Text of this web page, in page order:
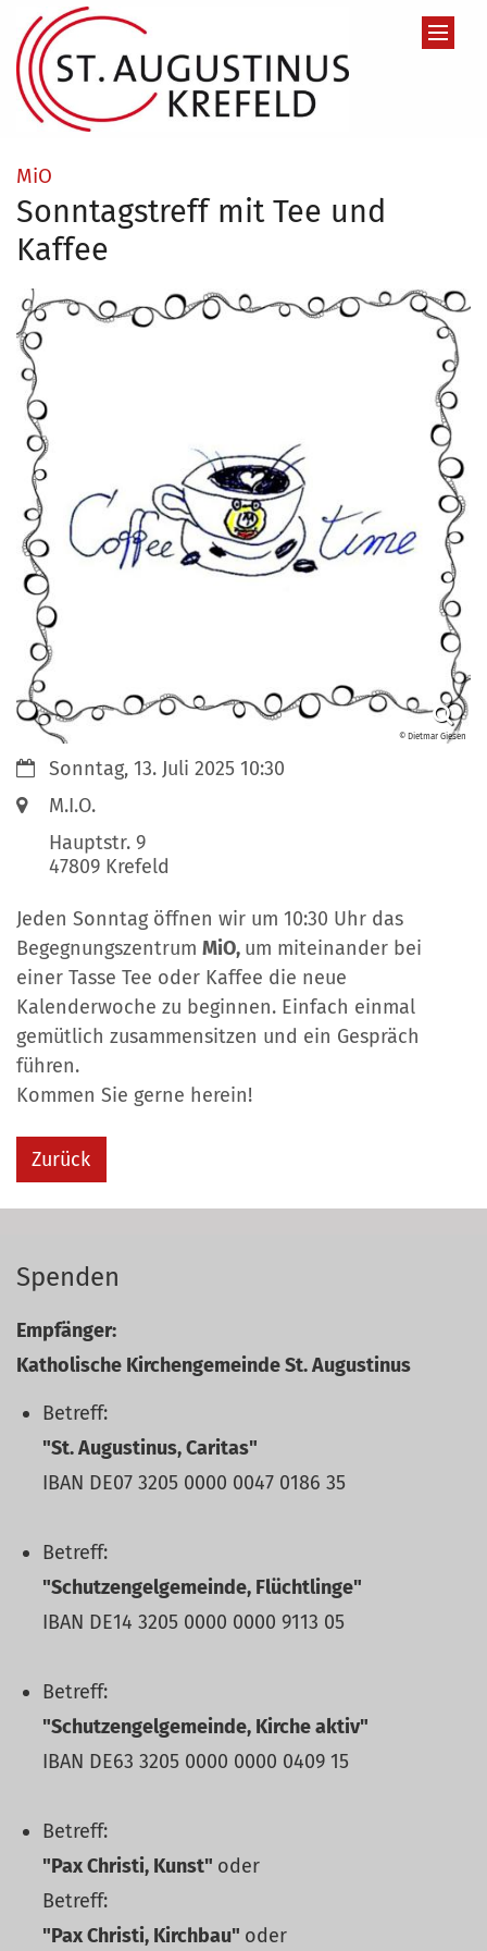
Zum Inhalt springen
MiO
Sonntagstreff mit Tee und
Kaffee
© Dietmar Giesen
Datum:Sonntag, 13. Juli 2025 10:30
Ort: M.I.O.
Hauptstr. 9
47809 Krefeld
Jeden Sonntag öffnen wir um 10:30 Uhr das
Begegnungszentrum MiO, um miteinander bei
einer Tasse Tee oder Kaffee die neue
Kalenderwoche zu beginnen. Einfach einmal
gemütlich zusammensitzen und ein Gespräch
führen.
Kommen Sie gerne herein!
Zurück
Spenden
Empfänger:
Katholische Kirchengemeinde St. Augustinus
Betreff:
"St. Augustinus, Caritas"
IBAN DE07 3205 0000 0047 0186 35
Betreff:
"Schutzengelgemeinde, Flüchtlinge"
IBAN DE14 3205 0000 0000 9113 05
Betreff:
"Schutzengelgemeinde, Kirche aktiv"
IBAN DE63 3205 0000 0000 0409 15
Betreff:
"Pax Christi, Kunst" oder
Betreff:
"Pax Christi, Kirchbau" oder